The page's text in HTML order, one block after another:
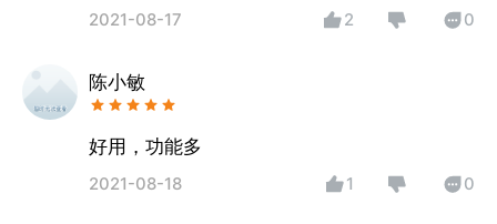
2021-08-17 2 0
陈小敏
好用，功能多
2021-08-18 1 0